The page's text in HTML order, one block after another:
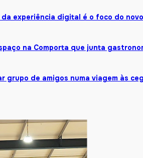
experiência digital é o foco do
na Comporta que junta
grupo de amigos numa viagem às